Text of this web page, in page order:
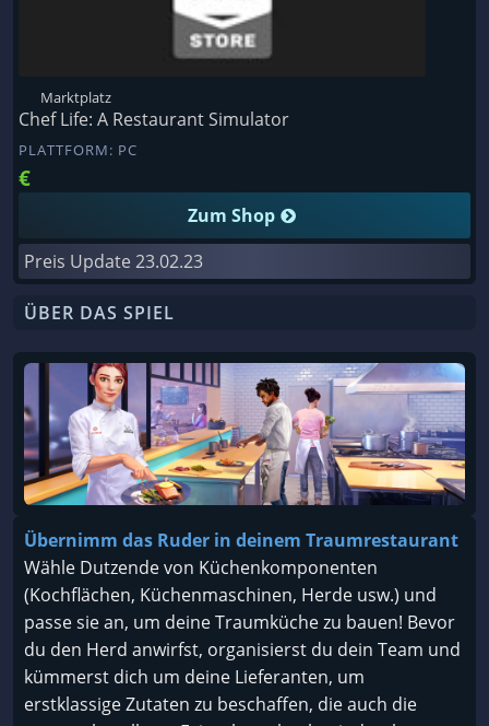
Marktplatz
Chef Life: A Restaurant Simulator
PLATTFORM: PC
€
Zum Shop
Preis Update 23.02.23
ÜBER DAS SPIEL
Übernimm das Ruder in deinem Traumrestaurant
Wähle Dutzende von Küchenkomponenten
(Kochflächen, Küchenmaschinen, Herde usw.) und
passe sie an, um deine Traumküche zu bauen! Bevor
du den Herd anwirfst, organisierst du dein Team und
kümmerst dich um deine Lieferanten, um
erstklassige Zutaten zu beschaffen, die auch die